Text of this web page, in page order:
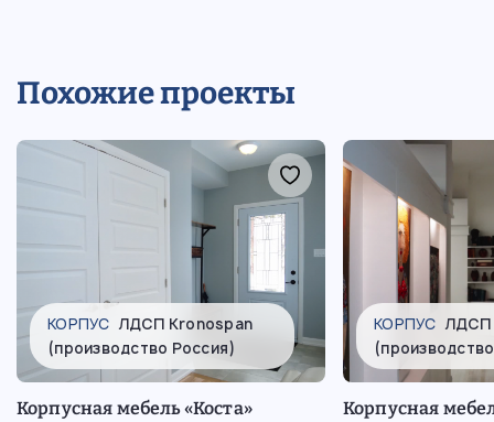
Похожие проекты
КОРПУС ЛДСП Kronospan
(производство Россия)
Корпусная мебель «Коста»
КОРПУС ЛДСП
Корпусная